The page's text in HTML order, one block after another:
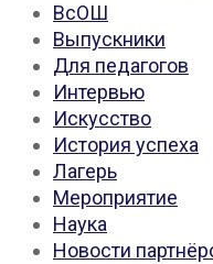
ВсОШ
Выпускники
Для педагогов
Интервью
Искусство
История успеха
Лагерь
Мероприятие
Наука
Новости